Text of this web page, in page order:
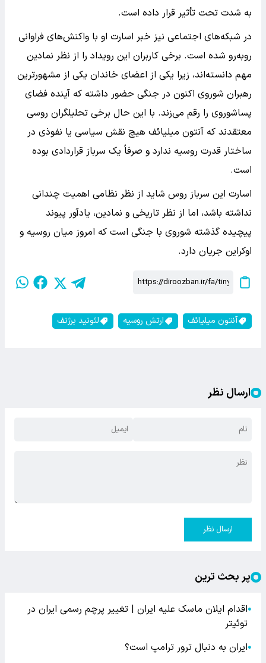
به شدت تحت تأثیر قرار داده است.
در شبکه‌های اجتماعی نیز خبر اسارت او با واکنش‌های فراوانی
روبه‌رو شده است. برخی کاربران این رویداد را از نظر نمادین
مهم دانسته‌اند، زیرا یکی از اعضای خاندان یکی از مشهورترین
رهبران شوروی اکنون در جنگی حضور داشته که آینده فضای
پساشوروی را رقم می‌زند. با این حال برخی تحلیلگران روسی
معتقدند که آنتون میلیائف هیچ نقش سیاسی یا نفوذی در
ساختار قدرت روسیه ندارد و صرفاً یک سرباز قراردادی بوده
است.
اسارت این سرباز روس شاید از نظر نظامی اهمیت چندانی
نداشته باشد، اما از نظر تاریخی و نمادین، یادآور پیوند
پیچیده گذشته شوروی با جنگی است که امروز میان روسیه و
اوکراین جریان دارد.
آنتون میلیائف ارتش روسیه لئونید برژنف
ارسال نظر
ارسال نظر
پر بحث ترین
●اقدام ایلان ماسک علیه ایران | تغییر پرچم رسمی ایران در
توئیتر
●ایران به دنبال ترور ترامپ است؟